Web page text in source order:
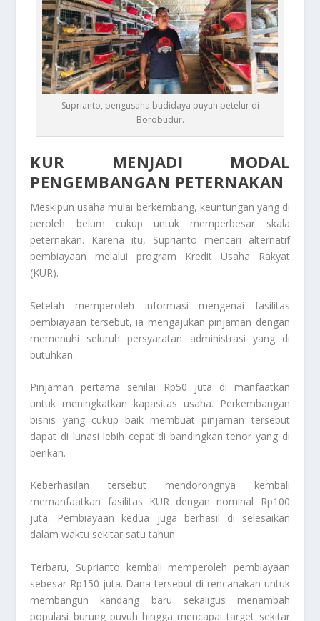
Suprianto, pengusaha budidaya puyuh petelur di
Borobudur.
KUR MENJADI MODAL
PENGEMBANGAN PETERNAKAN
Meskipun usaha mulai berkembang, keuntungan yang di
peroleh belum cukup untuk memperbesar skala
peternakan. Karena itu, Suprianto mencari alternatif
pembiayaan melalui program Kredit Usaha Rakyat
(KUR).
Setelah memperoleh informasi mengenai fasilitas
pembiayaan tersebut, ia mengajukan pinjaman dengan
memenuhi seluruh persyaratan administrasi yang di
butuhkan.
Pinjaman pertama senilai Rp50 juta di manfaatkan
untuk meningkatkan kapasitas usaha. Perkembangan
bisnis yang cukup baik membuat pinjaman tersebut
dapat di lunasi lebih cepat di bandingkan tenor yang di
berikan.
Keberhasilan tersebut mendorongnya kembali
memanfaatkan fasilitas KUR dengan nominal Rp100
juta. Pembiayaan kedua juga berhasil di selesaikan
dalam waktu sekitar satu tahun.
Terbaru, Suprianto kembali memperoleh pembiayaan
sebesar Rp150 juta. Dana tersebut di rencanakan untuk
membangun kandang baru sekaligus menambah
populasi burung puyuh hingga mencapai target sekitar